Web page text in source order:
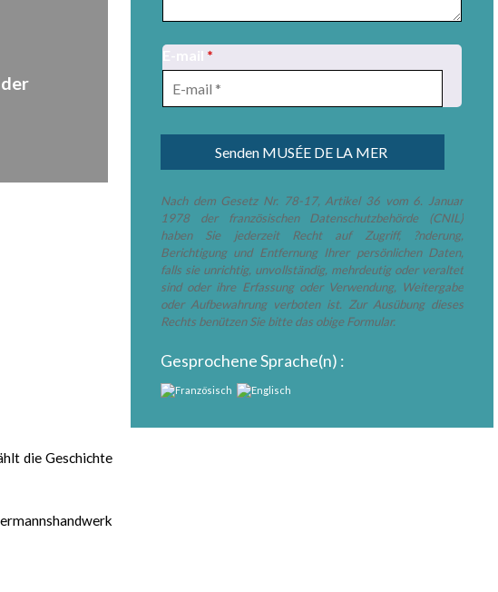
*
Nach dem Gesetz Nr. 78-17, Artikel 36 vom 6. Januar
1978 der französischen Datenschutzbehörde (CNIL)
haben Sie jederzeit Recht auf Zugriff, ?nderung,
Berichtigung und Entfernung Ihrer persönlichen Daten,
falls sie unrichtig, unvollständig, mehrdeutig oder veraltet
sind oder ihre Erfassung oder Verwendung, Weitergabe
oder Aufbewahrung verboten ist. Zur Ausübung dieses
Rechts benützen Sie bitte das obige Formular.
Gesprochene Sprache(n) :
die Geschichte